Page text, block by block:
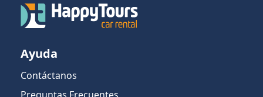
Ayuda
Contáctanos